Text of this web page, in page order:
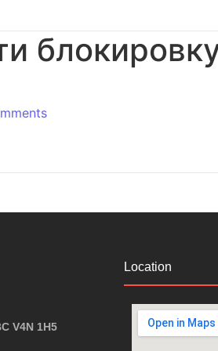
V4N 1H5
Location